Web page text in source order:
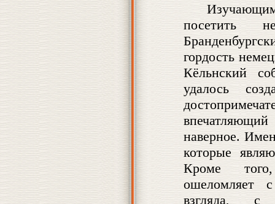
посетить
гордость
Кёльнский
удалось
наверное.
которые
Кроме
ошеломляет
взгляда, с